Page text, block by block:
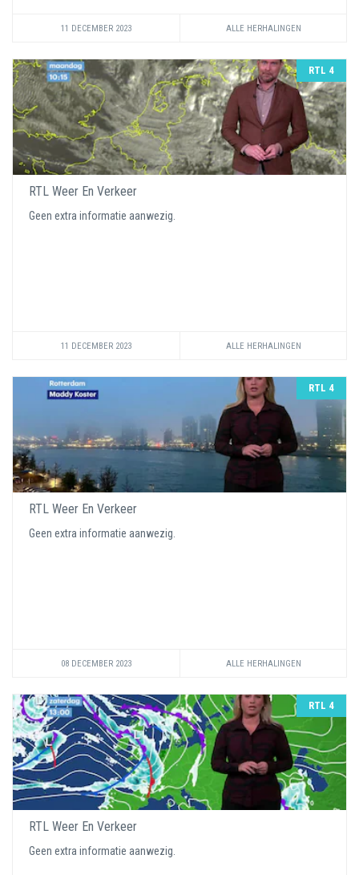
11 DECEMBER 2023 ALLE HERHALINGEN
RTL 4
RTL Weer En Verkeer
Geen extra informatie aanwezig.
11 DECEMBER 2023 ALLE HERHALINGEN
RTL 4
RTL Weer En Verkeer
Geen extra informatie aanwezig.
08 DECEMBER 2023 ALLE HERHALINGEN
RTL 4
RTL Weer En Verkeer
Geen extra informatie aanwezig.